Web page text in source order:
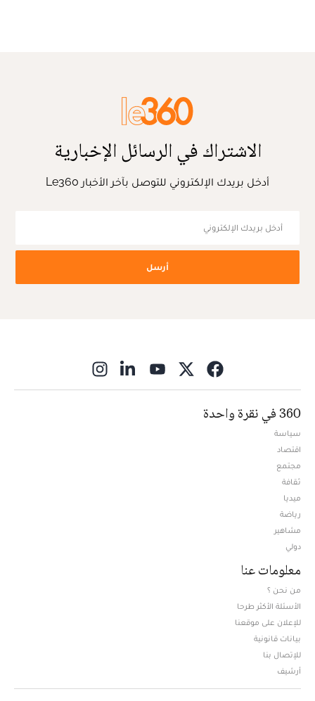
الاشتراك في الرسائل الإخبارية
أدخل بريدك الإلكتروني للتوصل بآخر الأخبار Le360
أرسل
360 في نقرة واحدة
سياسة
اقتصاد
مجتمع
ثقافة
ميديا
رياضة
مشاهير
دولي
معلومات عنا
من نحن ؟
الأسئلة الأكثر طرحا
للإعلان على موقعنا
بيانات قانونية
للإتصال بنا
أرشيف